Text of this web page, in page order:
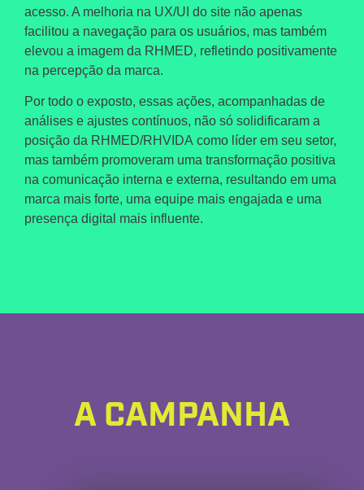
acesso. A melhoria na UX/UI do site não apenas
facilitou a navegação para os usuários, mas também
elevou a imagem da RHMED, refletindo positivamente
na percepção da marca.
Por todo o exposto, essas ações, acompanhadas de
análises e ajustes contínuos, não só solidificaram a
posição da RHMED/RHVIDA como líder em seu setor,
mas também promoveram uma transformação positiva
na comunicação interna e externa, resultando em uma
marca mais forte, uma equipe mais engajada e uma
presença digital mais influente.
A CAMPANHA